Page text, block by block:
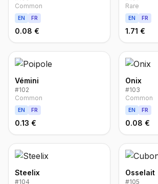
Common
EN FR
0.08 €
Rare
EN FR
1.71 €
Vémini
#102
Common
EN FR
0.13 €
Onix
#103
Common
EN FR
0.08 €
Steelix
#104
Osselait
#105